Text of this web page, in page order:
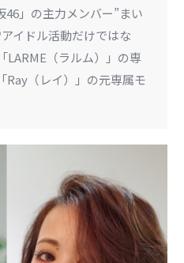
46」の主力メンバー”まい
イドル活動だけではな
LARME（ラルム）」の専
Ray（レイ）」の元専属モ